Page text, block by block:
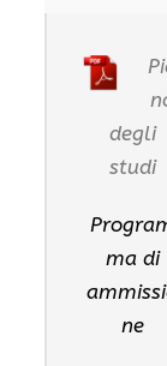
degli
studi
ma di
ne